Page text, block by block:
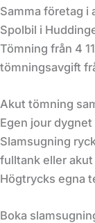
Samma företag i
Spolbil i
Tömning från 4
tömningsavgift
Akut tömning
Egen jour dygnet
Slamsugning
fulltank eller akut
Högtrycks egna
Boka